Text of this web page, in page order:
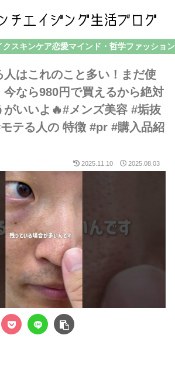
ク スキンケア恋愛マインド・哲学ファッション
人はこれのこと多い！まだ使
今なら980円で買えるから絶対
がいいよ🔥#メンズ美容 #垢抜
テる人の 特徴 #pr #購入品紹
2025.11.10 2025.08.03